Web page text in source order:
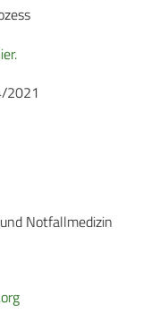
2021
Notfallmedizin